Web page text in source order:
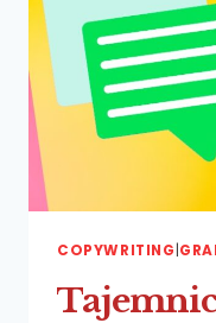
COPYWRITING